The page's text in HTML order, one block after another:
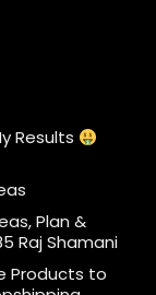
Results
Plan &
Raj Shamani
Products to